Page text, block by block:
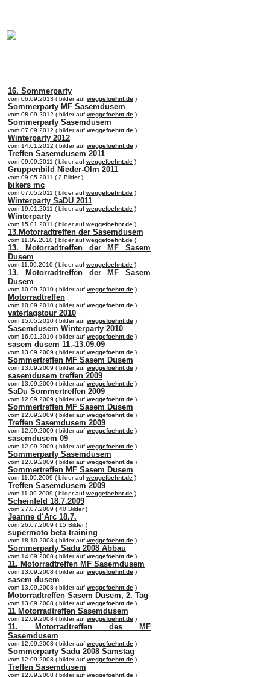
16. Sommerparty
vom 06.09.2013 ( bilder auf weggefoehnt.de )
Sommerparty MF Sasemdusem
vom 08.09.2012 ( bilder auf weggefoehnt.de )
Sommerparty Sasemdusem
vom 07.09.2012 ( bilder auf weggefoehnt.de )
Winterparty 2012
vom 14.01.2012 ( bilder auf weggefoehnt.de )
Treffen Sasemdusem 2011
vom 09.09.2011 ( bilder auf weggefoehnt.de )
Gruppenbild Nieder-Olm 2011
vom 09.05.2011 ( 2 Bilder )
bikers mc
vom 07.05.2011 ( bilder auf weggefoehnt.de )
Winterparty SaDU 2011
vom 19.01.2011 ( bilder auf weggefoehnt.de )
Winterparty
vom 15.01.2011 ( bilder auf weggefoehnt.de )
13.Motorradtreffen der Sasemdusem
vom 11.09.2010 ( bilder auf weggefoehnt.de )
13. Motorradtreffen der MF Sasem
Dusem
vom 11.09.2010 ( bilder auf weggefoehnt.de )
13. Motorradtreffen der MF Sasem
Dusem
vom 10.09.2010 ( bilder auf weggefoehnt.de )
Motorradtreffen
vom 10.09.2010 ( bilder auf weggefoehnt.de )
vatertagstour 2010
vom 15.05.2010 ( bilder auf weggefoehnt.de )
Sasemdusem Winterparty 2010
vom 16.01.2010 ( bilder auf weggefoehnt.de )
sasem dusem 11.-13.09.09
vom 13.09.2009 ( bilder auf weggefoehnt.de )
Sommertreffen MF Sasem Dusem
vom 13.09.2009 ( bilder auf weggefoehnt.de )
sasemdusem treffen 2009
vom 13.09.2009 ( bilder auf weggefoehnt.de )
SaDu Sommertreffen 2009
vom 12.09.2009 ( bilder auf weggefoehnt.de )
Sommertreffen MF Sasem Dusem
vom 12.09.2009 ( bilder auf weggefoehnt.de )
Treffen Sasemdusem 2009
vom 12.09.2009 ( bilder auf weggefoehnt.de )
sasemdusem 09
vom 12.09.2009 ( bilder auf weggefoehnt.de )
Sommerparty Sasemdusem
vom 12.09.2009 ( bilder auf weggefoehnt.de )
Sommertreffen MF Sasem Dusem
vom 11.09.2009 ( bilder auf weggefoehnt.de )
Treffen Sasemdusem 2009
vom 11.09.2009 ( bilder auf weggefoehnt.de )
Scheinfeld 18.7.2009
vom 27.07.2009 ( 40 Bilder )
Jeanne d´Arc 18.7.
vom 26.07.2009 ( 15 Bilder )
supermoto beta training
vom 18.10.2008 ( bilder auf weggefoehnt.de )
Sommerparty Sadu 2008 Abbau
vom 14.09.2008 ( bilder auf weggefoehnt.de )
11. Motorradtreffen MF Sasemdusem
vom 13.09.2008 ( bilder auf weggefoehnt.de )
sasem dusem
vom 13.09.2008 ( bilder auf weggefoehnt.de )
Motorradtreffen Sasem Dusem, 2. Tag
vom 13.09.2008 ( bilder auf weggefoehnt.de )
11 Motorradtreffen Sasemdusem
vom 12.09.2008 ( bilder auf weggefoehnt.de )
11. Motorradtreffen des MF
Sasemdusem
vom 12.09.2008 ( bilder auf weggefoehnt.de )
Sommerparty Sadu 2008 Samstag
vom 12.09.2008 ( bilder auf weggefoehnt.de )
Treffen Sasemdusem
vom 12.09.2008 ( bilder auf weggefoehnt.de )